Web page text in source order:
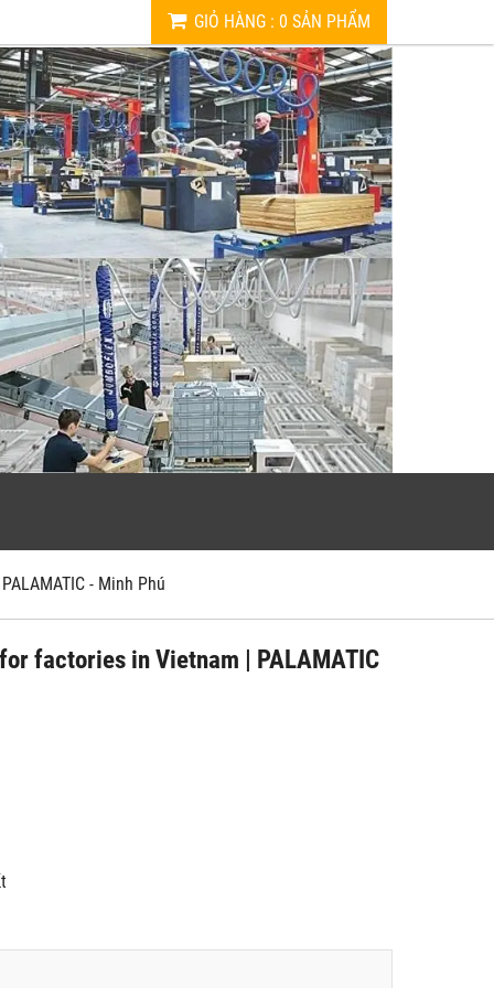
GIỎ HÀNG : 0 SẢN PHẨM
- Minh Phú
factories in Vietnam | PALAMATIC